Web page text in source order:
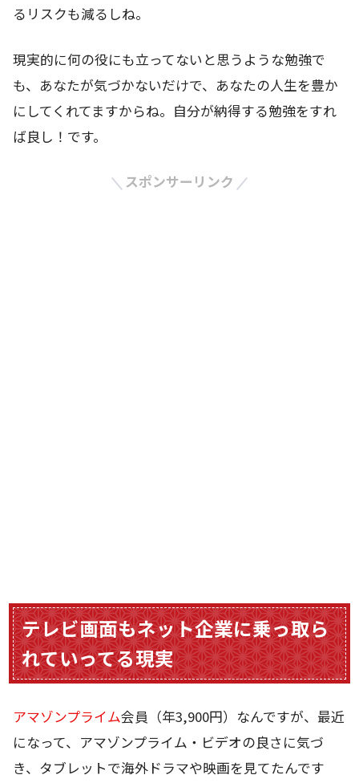
るリスクも減るしね。
現実的に何の役にも立ってないと思うような勉強で
も、あなたが気づかないだけで、あなたの人生を豊か
にしてくれてますからね。自分が納得する勉強をすれ
ば良し！です。
スポンサーリンク
テレビ画面もネット企業に乗っ取ら
れていってる現実
アマゾンプライム会員（年3,900円）なんですが、最近
になって、アマゾンプライム・ビデオの良さに気づ
き、タブレットで海外ドラマや映画を見てたんです